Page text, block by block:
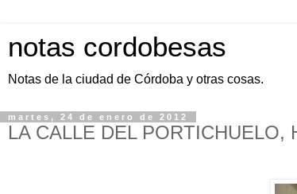
notas cordobesas
Notas de la ciudad de Córdoba y otras cosas.
martes, 24 de enero de 2012
LA CALLE DEL PORTICHUELO,